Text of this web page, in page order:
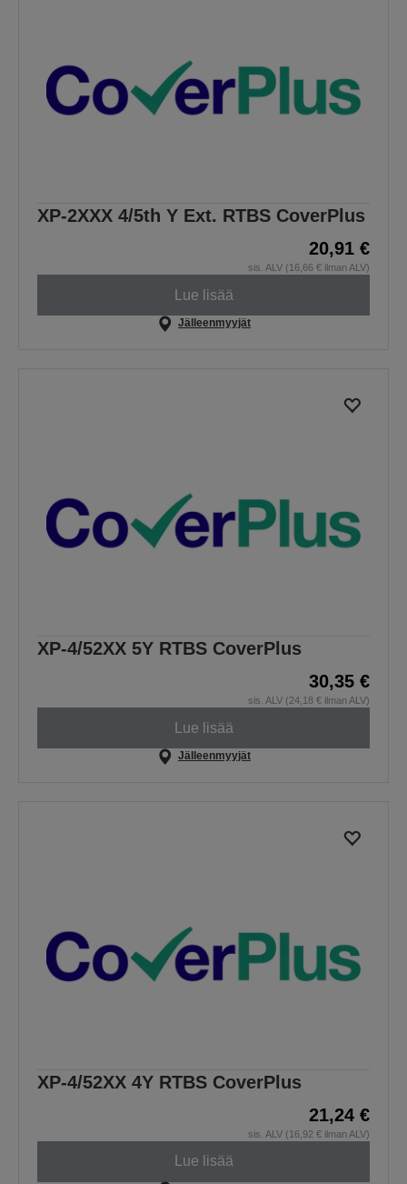
XP-2XXX 4/5th Y Ext. RTBS CoverPlus
20,91 €
sis. ALV (16,66 € ilman ALV)
Lue lisää
Jälleenmyyjät
XP-4/52XX 5Y RTBS CoverPlus
30,35 €
sis. ALV (24,18 € ilman ALV)
Lue lisää
Jälleenmyyjät
XP-4/52XX 4Y RTBS CoverPlus
21,24 €
sis. ALV (16,92 € ilman ALV)
Lue lisää